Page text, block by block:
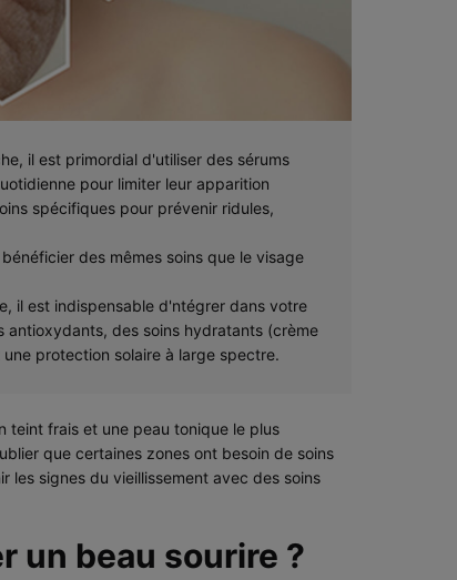
il est primordial d'utiliser des sérums
pour limiter leur apparition
spécifiques pour prévenir ridules,
des mêmes soins que le visage
il est indispensable d'ntégrer dans votre
des soins hydratants (crème
protection solaire à large spectre.
teint frais et une peau tonique le plus
que certaines zones ont besoin de soins
signes du vieillissement avec des soins
un beau sourire ?